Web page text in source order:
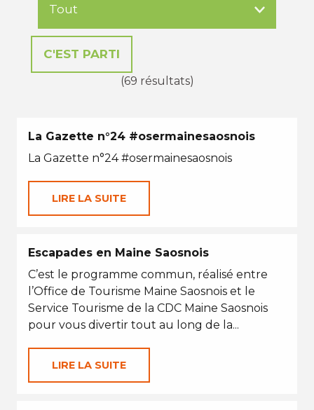
(69 résultats)
La Gazette n°24 #osermainesaosnois
La Gazette n°24 #osermainesaosnois
LIRE LA SUITE
Escapades en Maine Saosnois
C’est le programme commun, réalisé entre
l’Office de Tourisme Maine Saosnois et le
Service Tourisme de la CDC Maine Saosnois
pour vous divertir tout au long de la...
LIRE LA SUITE